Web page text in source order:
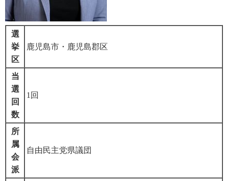
選
挙
区
鹿児島市・鹿児島郡区
当
選
回
数
1回
所
属
会
派
自由民主党県議団